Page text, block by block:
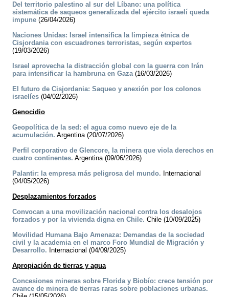
Del territorio palestino al sur del Líbano: una política
sistemática de saqueos generalizada del ejército israelí queda
impune (26/04/2026)
Naciones Unidas: Israel intensifica la limpieza étnica de
Cisjordania con escuadrones terroristas, según expertos
(19/03/2026)
Israel aprovecha la distracción global con la guerra con Irán
para intensificar la hambruna en Gaza(16/03/2026)
El futuro de Cisjordania: Saqueo y anexión por los colonos
israelíes (04/02/2026)
Genocidio
Geopolítica de la sed: el agua como nuevo eje de la
acumulación. Argentina (20/07/2026)
Perfil corporativo de Glencore, la minera que viola derechos en
cuatro continentes. Argentina (09/06/2026)
Palantir: la empresa más peligrosa del mundo. Internacional
(04/05/2026)
Desplazamientos forzados
Convocan a una movilización nacional contra los desalojos
forzados y por la vivienda digna en Chile. Chile (10/09/2025)
Movilidad Humana Bajo Amenaza: Demandas de la sociedad
civil y la academia en el marco Foro Mundial de Migración y
Desarrollo. Internacional (04/09/2025)
Apropiación de tierras y agua
Concesiones mineras sobre Florida y Biobío: crece tensión por
avance de minera de tierras raras sobre poblaciones urbanas.